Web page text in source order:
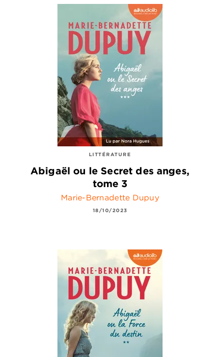
LITTÉRATURE
Abigaël ou le Secret des anges,
tome 3
Marie-Bernadette Dupuy
18/10/2023